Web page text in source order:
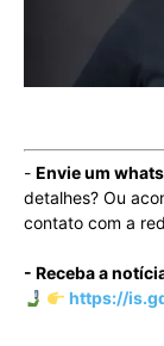
- Envie um
detalhes? Ou
contato com a
- Receba a
https://